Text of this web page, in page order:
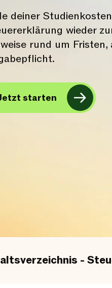
deiner
wieder
rund um
starten
-